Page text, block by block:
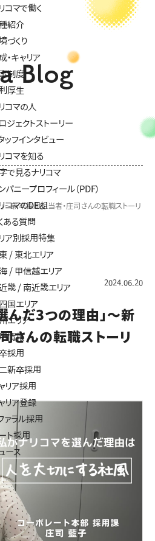
コマで働く
紹介
づくり
・キャリア
制度
厚生
コマの人
ジェクトストーリー
ッフインタビュー
コマを知る
で見るナリコマ
パニープロフィール（PDF）
コマのDE&I
ある質問
ア別採用特集
/ 東北エリア
/ 甲信越エリア
畿 / 南近畿エリア
国エリア
エリア
情報
採用
新卒採用
リア採用
リア登録
ァラル採用
ト採用
ース
Blog
～新卒採用担当者・庄司さんの転職ストーリ
2024.06.20
んだ3つの理由」～新
さんの転職ストーリ